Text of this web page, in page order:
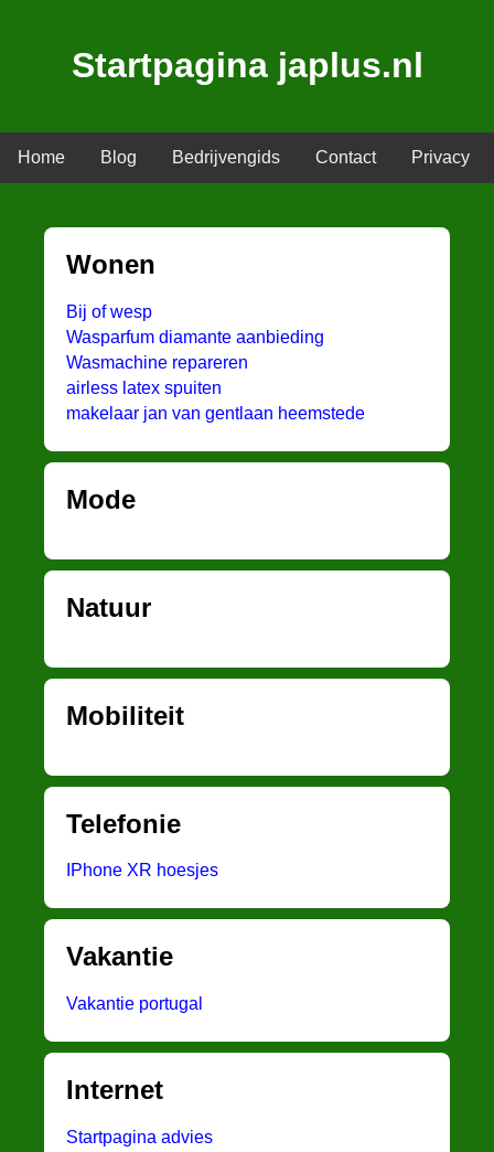
Startpagina japlus.nl
Home Blog Bedrijvengids Contact Privacy
Wonen
Bij of wesp
Wasparfum diamante aanbieding
Wasmachine repareren
airless latex spuiten
makelaar jan van gentlaan heemstede
Mode
Natuur
Mobiliteit
Telefonie
IPhone XR hoesjes
Vakantie
Vakantie portugal
Internet
Startpagina advies